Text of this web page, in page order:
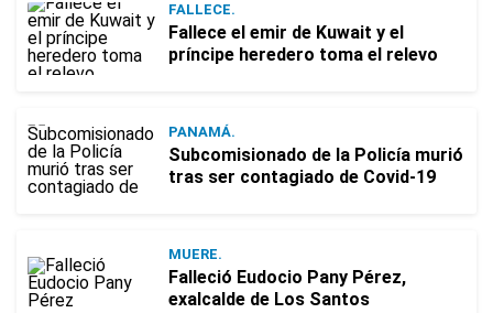
FALLECE.
Fallece el emir de Kuwait y el
príncipe heredero toma el relevo
PANAMÁ.
Subcomisionado de la Policía murió
tras ser contagiado de Covid-19
MUERE.
Falleció Eudocio Pany Pérez,
exalcalde de Los Santos